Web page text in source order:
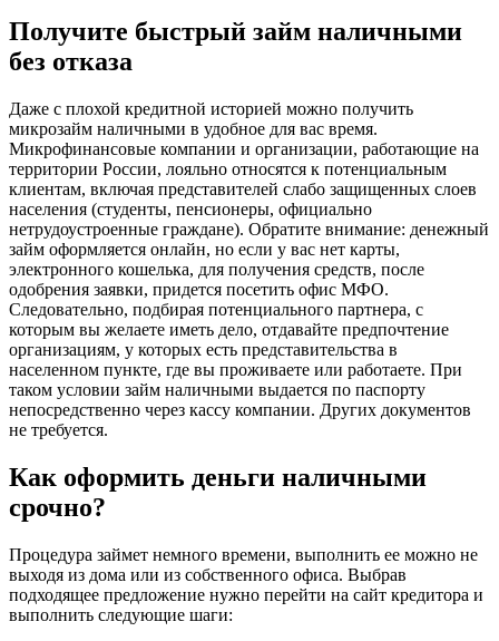
Получите быстрый займ наличными
без отказа
Даже с плохой кредитной историей можно получить
микрозайм наличными в удобное для вас время.
Микрофинансовые компании и организации, работающие на
территории России, лояльно относятся к потенциальным
клиентам, включая представителей слабо защищенных слоев
населения (студенты, пенсионеры, официально
нетрудоустроенные граждане). Обратите внимание: денежный
займ оформляется онлайн, но если у вас нет карты,
электронного кошелька, для получения средств, после
одобрения заявки, придется посетить офис МФО.
Следовательно, подбирая потенциального партнера, с
которым вы желаете иметь дело, отдавайте предпочтение
организациям, у которых есть представительства в
населенном пункте, где вы проживаете или работаете. При
таком условии займ наличными выдается по паспорту
непосредственно через кассу компании. Других документов
не требуется.
Как оформить деньги наличными
срочно?
Процедура займет немного времени, выполнить ее можно не
выходя из дома или из собственного офиса. Выбрав
подходящее предложение нужно перейти на сайт кредитора и
выполнить следующие шаги: